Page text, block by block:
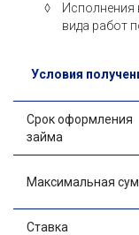
Исполнения
вида работ
Условия
Срок оформления
займа
Максимальная
Ставка